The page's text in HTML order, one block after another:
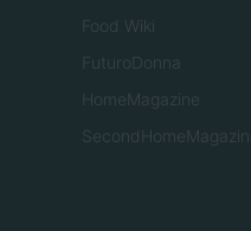
Food Wiki
FuturoDonna
HomeMagazine
SecondHomeMagazine